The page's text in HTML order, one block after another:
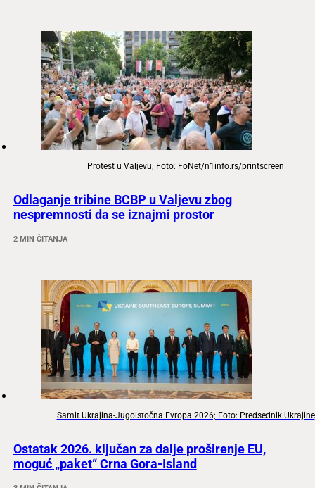
Protest u Valjevu; Foto: FoNet/n1info.rs/printscreen
Odlaganje tribine BCBP u Valjevu zbog
nespremnosti da se iznajmi prostor
2 MIN ČITANJA
Samit Ukrajina-Jugoistočna Evropa 2026; Foto: Predsednik Ukrajine
Ostatak 2026. ključan za dalje proširenje EU,
moguć „paket“ Crna Gora-Island